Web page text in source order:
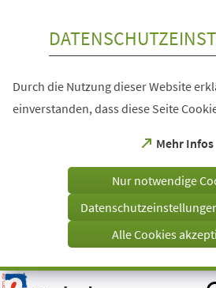
Visuelle
Durch die Nutzung dieser Website
einverstanden, dass diese Seite
Mehr Infos
(Öffnet
einem
Tab)
Nur notwendige
Alle Cookies